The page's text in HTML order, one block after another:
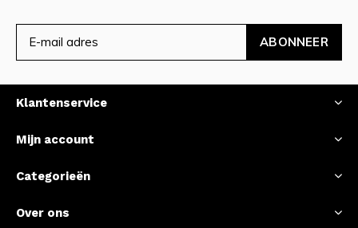
ABONNEER
Klantenservice
Mijn account
Categorieën
Over ons